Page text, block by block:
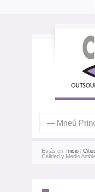
Estás en: Inicio |
Calidad y Medio